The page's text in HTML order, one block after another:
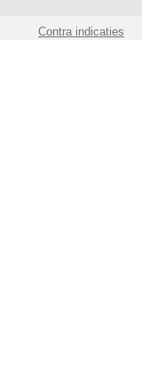
Contra indicaties